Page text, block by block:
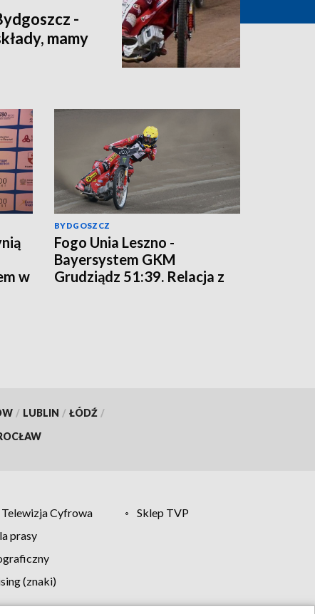
-
mamy
w
BYDGOSZCZ
Fogo Unia Leszno -
Bayersystem GKM
Grudziądz 51:39. Relacja z
/ LUBLIN / ŁÓDŹ /
Cyfrowa
Sklep TVP
prasy
(znaki)